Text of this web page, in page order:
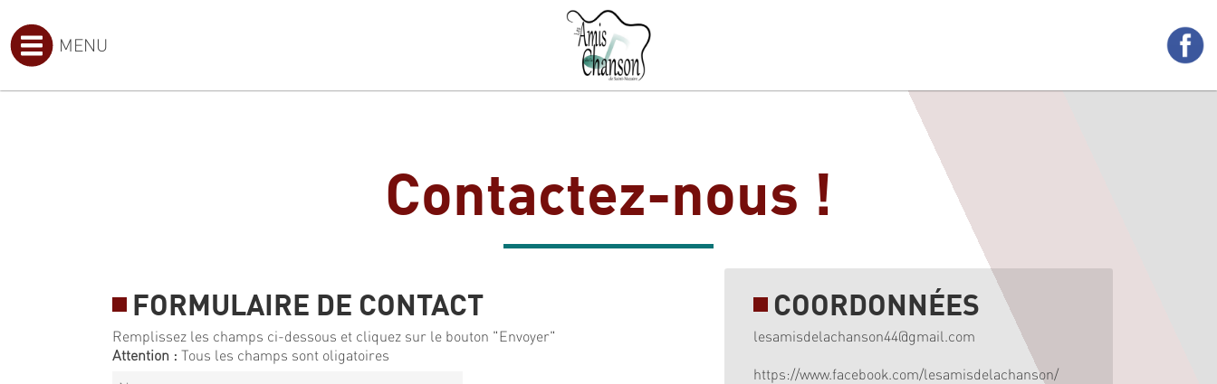
MENU
Contactez-nous !
COORDONNÉES
lesamisdelachanson44@gmail.com
https://www.facebook.com/lesamisdelachanson/
FORMULAIRE DE CONTACT
Remplissez les champs ci-dessous et cliquez sur le bouton "Envoyer"
Attention : Tous les champs sont oligatoires